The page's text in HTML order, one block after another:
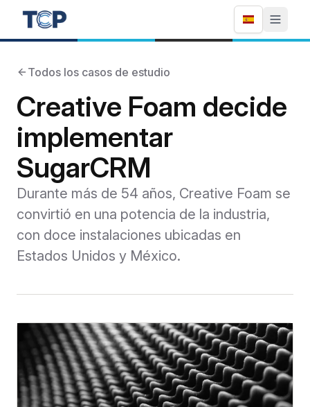
Todos los casos de estudio
Creative Foam decide
implementar
SugarCRM
Durante más de 54 años, Creative Foam se
convirtió en una potencia de la industria,
con doce instalaciones ubicadas en
Estados Unidos y México.